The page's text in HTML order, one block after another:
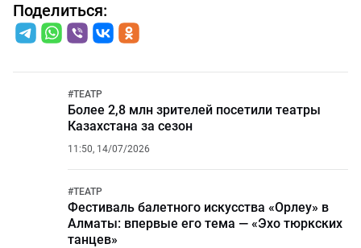
Поделиться:
#ТЕАТР
Более 2,8 млн зрителей посетили театры
Казахстана за сезон
11:50, 14/07/2026
#ТЕАТР
Фестиваль балетного искусства «Орлеу» в
Алматы: впервые его тема — «Эхо тюркских
танцев»